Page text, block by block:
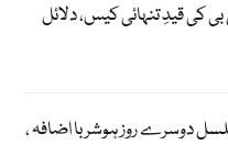
بی کی قیدِ تنہائی کیس، دلائل
دوسرے روز ہوشربا اضافہ ،